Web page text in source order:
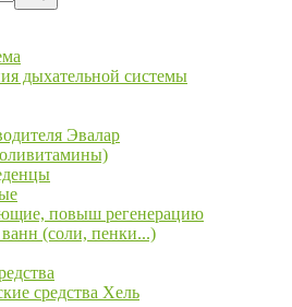
дыхательной системы
Эвалар
повыш регенерацию
(соли, пенки...)
средства Хель